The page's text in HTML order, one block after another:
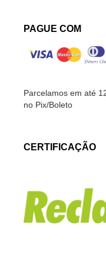
PAGUE COM
Parcelamos em até
no Pix/Boleto
CERTIFICAÇÃO